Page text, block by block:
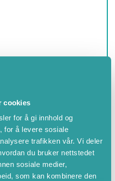
cookies
for å gi innhold og
for å levere sosiale
trafikken vår. Vi deler
du bruker nettstedet
sosiale medier,
som kan kombinere den